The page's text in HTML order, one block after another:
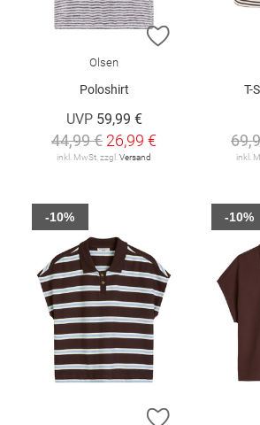
ZUR
Olsen
Poloshirt
UVP 59,99 €
44,99 € 26,99 €
inkl. MwSt. zzgl. Versand
T-
inkl.
ZUR
-10% -10%